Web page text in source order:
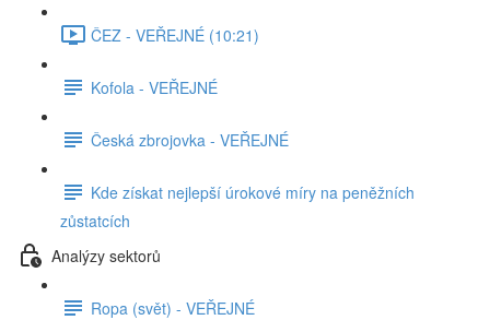
ČEZ - VEŘEJNÉ (10:21)
Kofola - VEŘEJNÉ
Česká zbrojovka - VEŘEJNÉ
Kde získat nejlepší úrokové míry na peněžních
zůstatcích
Analýzy sektorů
Ropa (svět) - VEŘEJNÉ